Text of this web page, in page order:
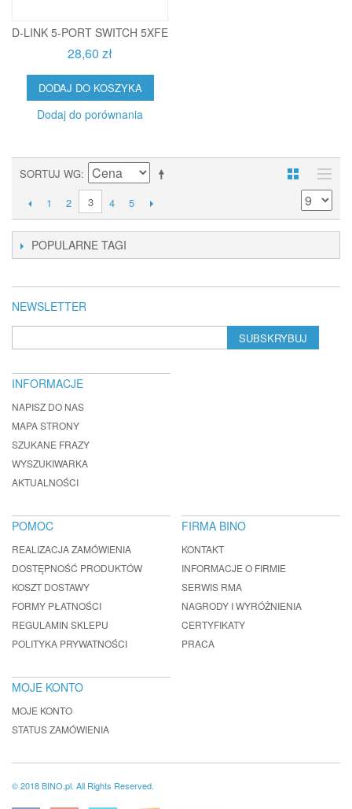
D-LINK 5-PORT SWITCH 5XFE
28,60 zł
DODAJ DO KOSZYKA
Dodaj do porównania
SORTUJ WG
1
2 3 4 5
POPULARNE TAGI
NEWSLETTER
SUBSKRYBUJ
INFORMACJE
NAPISZ DO NAS
MAPA STRONY
SZUKANE FRAZY
WYSZUKIWARKA
AKTUALNOŚCI
POMOC
REALIZACJA ZAMÓWIENIA
DOSTĘPNOŚĆ PRODUKTÓW
KOSZT DOSTAWY
FORMY PŁATNOŚCI
REGULAMIN SKLEPU
POLITYKA PRYWATNOŚCI
FIRMA BINO
KONTAKT
INFORMACJE O FIRMIE
SERWIS RMA
NAGRODY I WYRÓŻNIENIA
CERTYFIKATY
PRACA
MOJE KONTO
MOJE KONTO
STATUS ZAMÓWIENIA
© 2018 BINO.pl. All Rights Reserved.